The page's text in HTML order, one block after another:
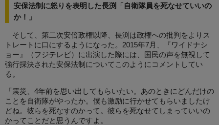
安保法制に怒りを表明した長渕「自衛隊員を死なせていいの
か！」
そして、第二次安倍政権以降、長渕は政権への批判をよりス
トレートに口にするようになった。2015年7月、『ワイドナシ
ョー』（フジテレビ）に出演した際には、国民の声を無視して
強行採決された安保法制についてこのようにコメントしてい
る。
「震災、4年前を思い出してもらいたい。あのときにどんだけの
ことを自衛隊がやったか。僕も激励に行かせてもらいましたけ
どね。彼らを死なすのかって。彼らを死なせてしまっていいの
かってことだと思うんですよ。